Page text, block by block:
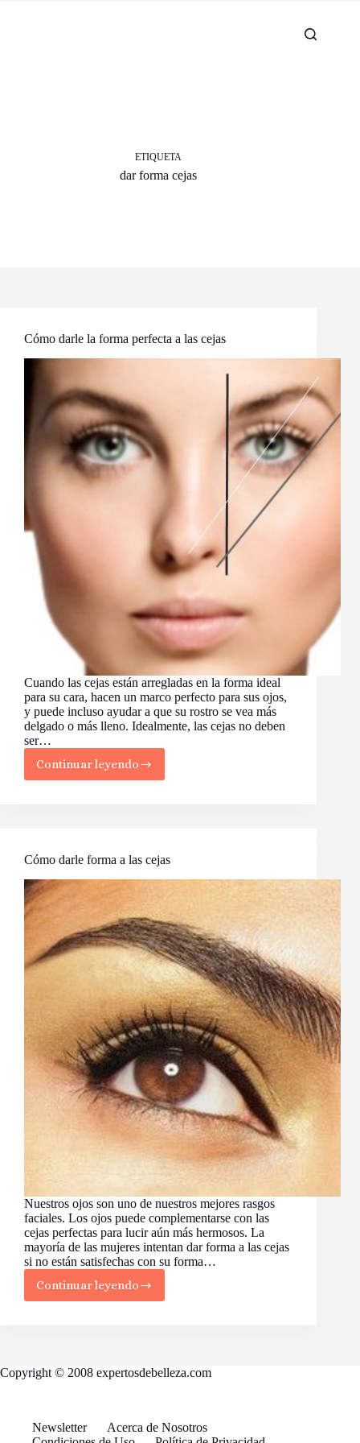
ETIQUETA
dar forma cejas
Cómo darle la forma perfecta a las cejas
Cuando las cejas están arregladas en la forma ideal
para su cara, hacen un marco perfecto para sus ojos,
y puede incluso ayudar a que su rostro se vea más
delgado o más lleno. Idealmente, las cejas no deben
ser…
Continuar leyendo
Cómo
darle
las
Cómo darle forma a las cejas
Nuestros ojos son uno de nuestros mejores rasgos
faciales. Los ojos puede complementarse con las
cejas perfectas para lucir aún más hermosos. La
mayoría de las mujeres intentan dar forma a las cejas
si no están satisfechas con su forma…
Continuar leyendo
Cómo
darle
Copyright © 2008 expertosdebelleza.com
Newsletter
Acerca de Nosotros